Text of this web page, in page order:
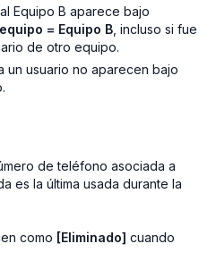
Equipo B aparece bajo
= Equipo B , incluso si fue
de otro equipo.
un usuario no aparecen bajo
de teléfono asociada a
es la última usada durante la
como [Eliminado] cuando